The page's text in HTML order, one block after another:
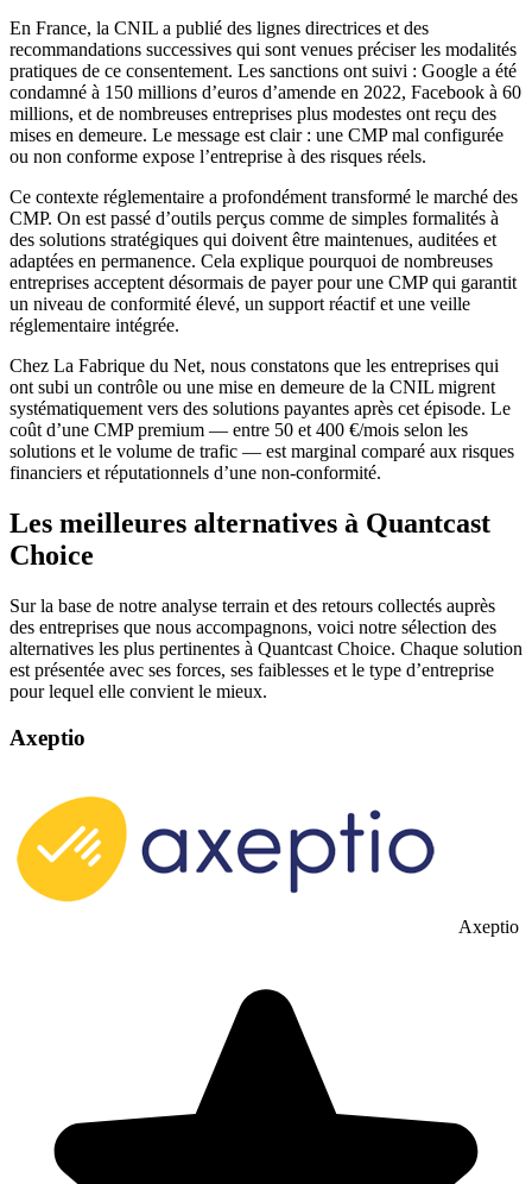
En France, la CNIL a publié des lignes directrices et des
recommandations successives qui sont venues préciser les modalités
pratiques de ce consentement. Les sanctions ont suivi : Google a été
condamné à 150 millions d’euros d’amende en 2022, Facebook à 60
millions, et de nombreuses entreprises plus modestes ont reçu des
mises en demeure. Le message est clair : une CMP mal configurée
ou non conforme expose l’entreprise à des risques réels.
Ce contexte réglementaire a profondément transformé le marché des
CMP. On est passé d’outils perçus comme de simples formalités à
des solutions stratégiques qui doivent être maintenues, auditées et
adaptées en permanence. Cela explique pourquoi de nombreuses
entreprises acceptent désormais de payer pour une CMP qui garantit
un niveau de conformité élevé, un support réactif et une veille
réglementaire intégrée.
Chez La Fabrique du Net, nous constatons que les entreprises qui
ont subi un contrôle ou une mise en demeure de la CNIL migrent
systématiquement vers des solutions payantes après cet épisode. Le
coût d’une CMP premium — entre 50 et 400 €/mois selon les
solutions et le volume de trafic — est marginal comparé aux risques
financiers et réputationnels d’une non-conformité.
Les meilleures alternatives à Quantcast
Choice
Sur la base de notre analyse terrain et des retours collectés auprès
des entreprises que nous accompagnons, voici notre sélection des
alternatives les plus pertinentes à Quantcast Choice. Chaque solution
est présentée avec ses forces, ses faiblesses et le type d’entreprise
pour lequel elle convient le mieux.
Axeptio
Axeptio